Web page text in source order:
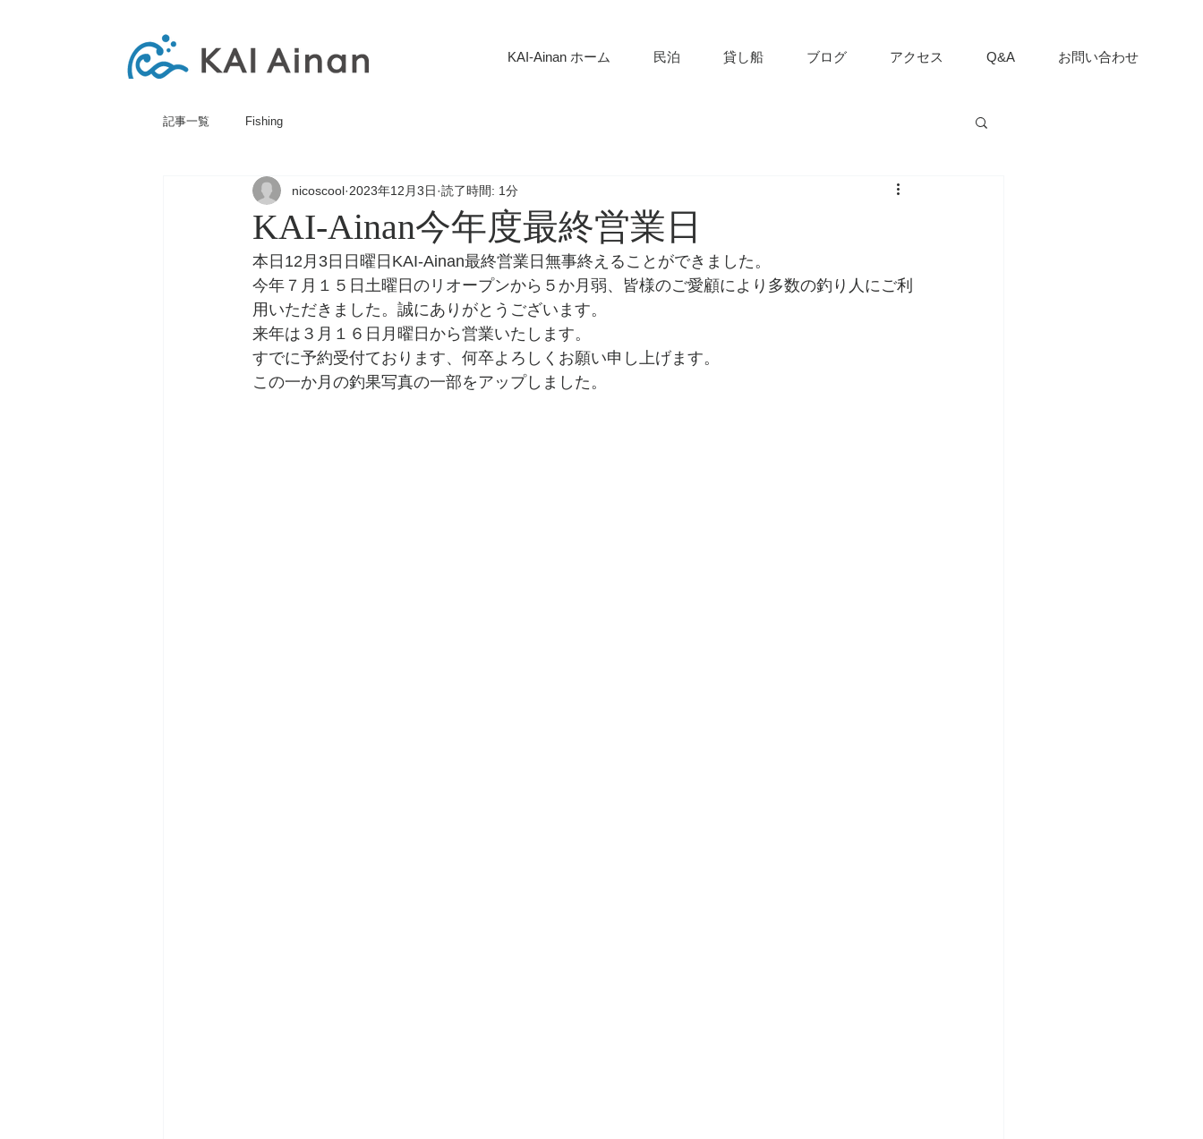
KAI-Ainan ホーム 民泊 貸し船 ブログ アクセス Q&A お問い合わせ
記事一覧 Fishing
KAI-Ainan今年度最終営業日
nicoscool 2023年12月3日 読了時間: 1分
本日12月3日日曜日KAI-Ainan最終営業日無事終えることができました。
今年７月１５日土曜日のリオープンから５か月弱、皆様のご愛顧により多数の釣り人にご利
用いただきました。誠にありがとうございます。
来年は３月１６日月曜日から営業いたします。
すでに予約受付ております、何卒よろしくお願い申し上げます。
この一か月の釣果写真の一部をアップしました。